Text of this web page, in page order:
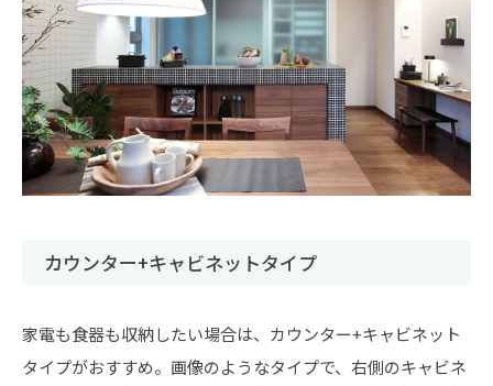
カウンター+キャビネットタイプ
家電も食器も収納したい場合は、カウンター+キャビネット
タイプがおすすめ。画像のようなタイプで、右側のキャビネ